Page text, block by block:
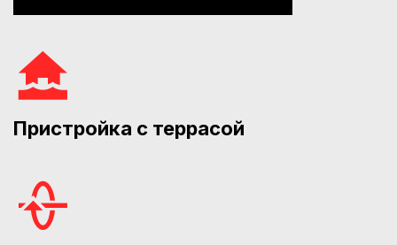
Пристройка с террасой